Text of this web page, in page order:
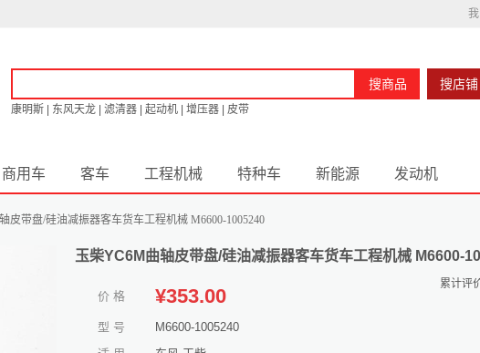
搜商品 搜店铺
康明斯 东风天龙 滤清器 起动机 增压器 皮带
商用车 客车 工程机械 特种车 新能源 发动机
皮带盘/硅油减振器客车货车工程机械 M6600-1005240
玉柴YC6M曲轴皮带盘/硅油减振器客车货车工程机械 M6600-
累计评
价 格 ¥353.00
型 号
M6600-1005240